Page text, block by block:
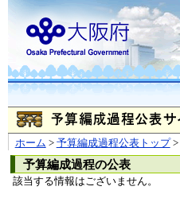
ホーム > 予算編成過程公表トップ>
予算編成過程の公表
該当する情報はございません。